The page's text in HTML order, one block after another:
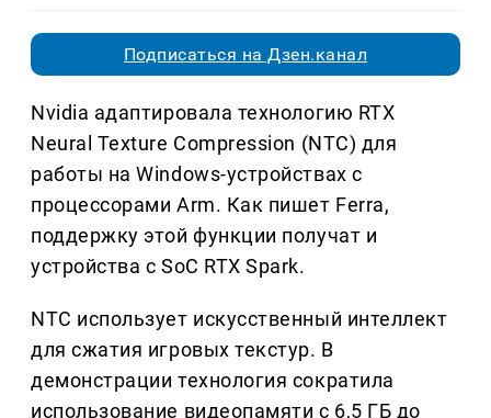
Подписаться на Дзен.канал
Nvidia адаптировала технологию RTX
Neural Texture Compression (NTC) для
работы на Windows-устройствах с
процессорами Arm. Как пишет Ferra,
поддержку этой функции получат и
устройства с SoC RTX Spark.
NTC использует искусственный интеллект
для сжатия игровых текстур. В
демонстрации технология сократила
использование видеопамяти с 6,5 ГБ до